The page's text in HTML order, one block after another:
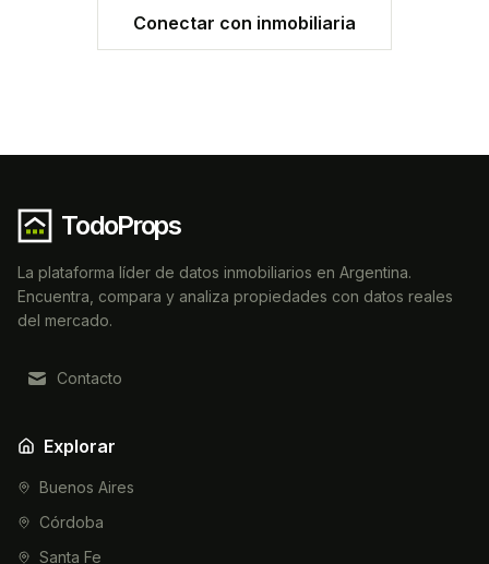
Conectar con inmobiliaria
TodoProps
La plataforma líder de datos inmobiliarios en Argentina.
Encuentra, compara y analiza propiedades con datos reales
del mercado.
Contacto
Explorar
Buenos Aires
Córdoba
Santa Fe